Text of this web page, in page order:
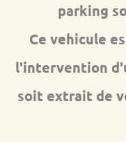
parking
Ce vehicule
l'intervention
soit extrait de